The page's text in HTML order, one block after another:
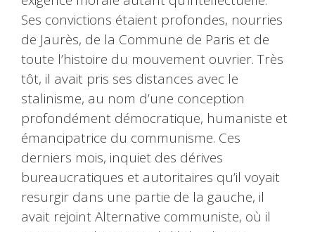
Ses convictions étaient profondes, nourries
de Jaurès, de la Commune de Paris et de
toute l’histoire du mouvement ouvrier. Très
tôt, il avait pris ses distances avec le
stalinisme, au nom d’une conception
profondément démocratique, humaniste et
émancipatrice du communisme. Ces
derniers mois, inquiet des dérives
bureaucratiques et autoritaires qu’il voyait
resurgir dans une partie de la gauche, il
avait rejoint Alternative communiste, où il